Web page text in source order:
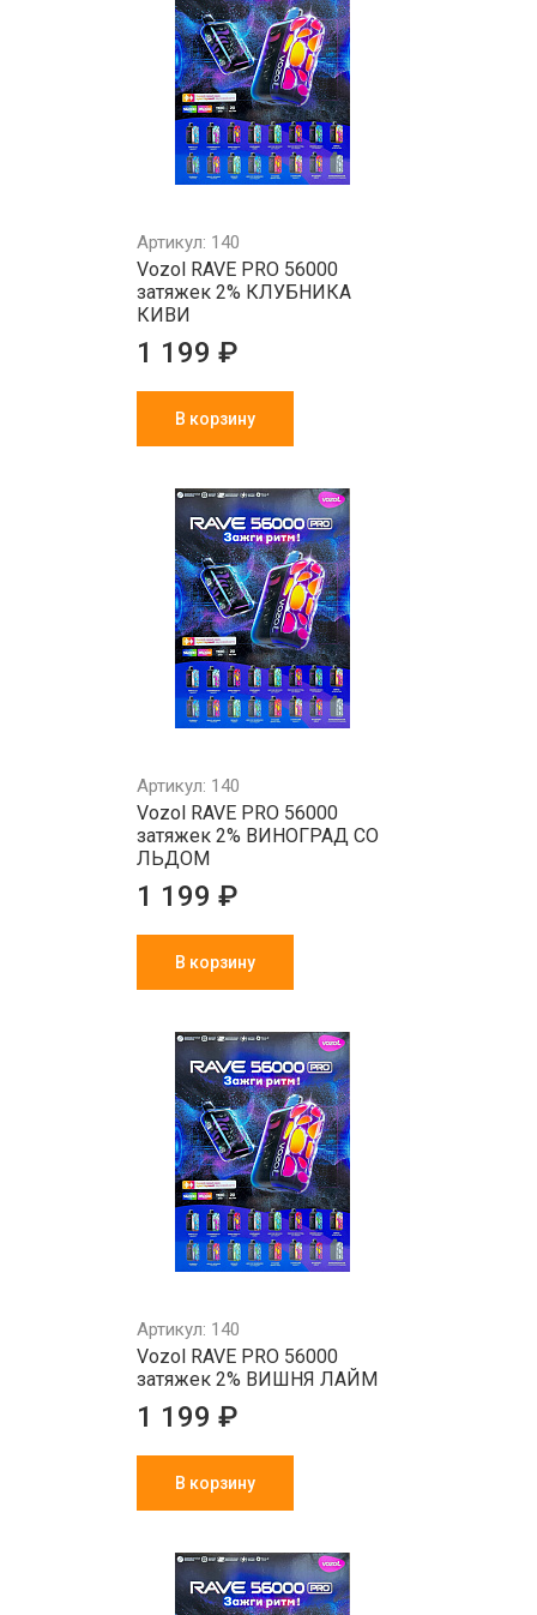
Артикул: 140
Vozol RAVE PRO 56000
затяжек 2% КЛУБНИКА
КИВИ
1 199 ₽
В корзину
Артикул: 140
Vozol RAVE PRO 56000
затяжек 2% ВИНОГРАД СО
ЛЬДОМ
1 199 ₽
В корзину
Артикул: 140
Vozol RAVE PRO 56000
затяжек 2% ВИШНЯ ЛАЙМ
1 199 ₽
В корзину